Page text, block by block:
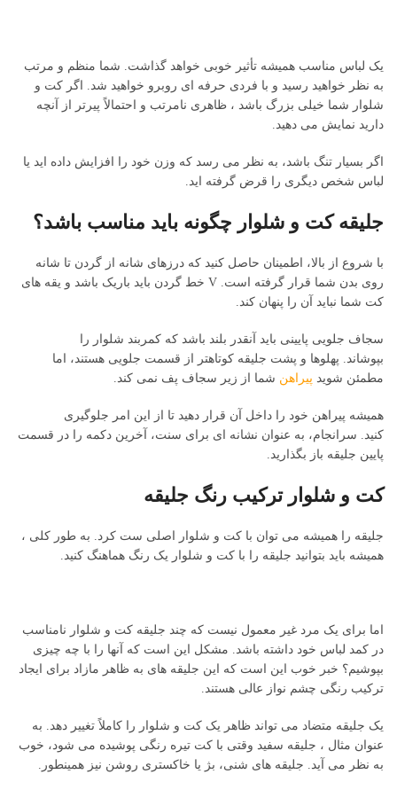
یک لباس مناسب همیشه تأثیر خوبی خواهد گذاشت. شما منظم و مرتب
به نظر خواهید رسید و با فردی حرفه ای روبرو خواهید شد. اگر کت و
شلوار شما خیلی بزرگ باشد ، ظاهری نامرتب و احتمالاً پیرتر از آنچه
دارید نمایش می دهید.
اگر بسیار تنگ باشد، به نظر می رسد که وزن خود را افزایش داده اید یا
لباس شخص دیگری را قرض گرفته اید.
جلیقه کت و شلوار چگونه باید مناسب باشد؟
با شروع از بالا، اطمینان حاصل کنید که درزهای شانه از گردن تا شانه
روی بدن شما قرار گرفته است. V خط گردن باید باریک باشد و یقه های
کت شما نباید آن را پنهان کند.
سجاف جلویی پایینی باید آنقدر بلند باشد که کمربند شلوار را
بپوشاند. پهلوها و پشت جلیقه کوتاهتر از قسمت جلویی هستند، اما
مطمئن شوید پیراهن شما از زیر سجاف پف نمی کند.
همیشه پیراهن خود را داخل آن قرار دهید تا از این امر جلوگیری
کنید. سرانجام، به عنوان نشانه ای برای سنت، آخرین دکمه را در قسمت
پایین جلیقه باز بگذارید.
کت و شلوار ترکیب رنگ جلیقه
جلیقه را همیشه می توان با کت و شلوار اصلی ست کرد. به طور کلی ،
همیشه باید بتوانید جلیقه را با کت و شلوار یک رنگ هماهنگ کنید.
اما برای یک مرد غیر معمول نیست که چند جلیقه کت و شلوار نامناسب
در کمد لباس خود داشته باشد. مشکل این است که آنها را با چه چیزی
بپوشیم؟ خبر خوب این است که این جلیقه های به ظاهر مازاد برای ایجاد
ترکیب رنگی چشم نواز عالی هستند.
یک جلیقه متضاد می تواند ظاهر یک کت و شلوار را کاملاً تغییر دهد. به
عنوان مثال ، جلیقه سفید وقتی با کت تیره رنگی پوشیده می شود، خوب
به نظر می آید. جلیقه های شنی، بژ یا خاکستری روشن نیز همینطور.